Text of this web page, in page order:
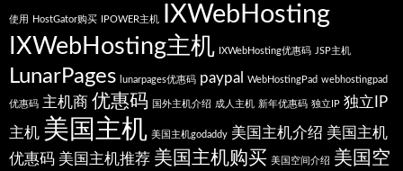
使用 HostGator购买 IPOWER主机 IXWebHosting
IXWebHosting主机 IXWebHosting优惠码 JSP主机
LunarPages lunarpages优惠码 paypal WebHostingPad webhostingpad
优惠码 主机商 优惠码 国外主机介绍 成人主机 新年优惠码 独立IP 独立IP
主机 美国主机 美国主机godaddy 美国主机介绍 美国主机
优惠码 美国主机推荐 美国主机购买 美国空间介绍 美国空